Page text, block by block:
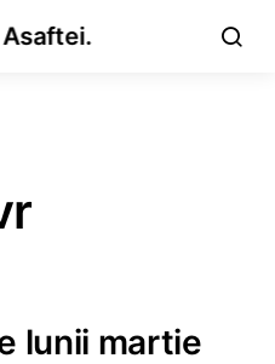
lunii martie